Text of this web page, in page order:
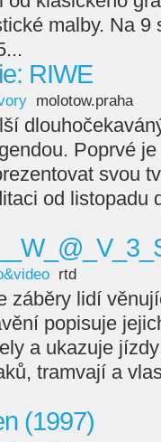
malby. Na 9
RIWE
molotow.praha
Poprvé
svou
od listopadu
rtd
záběry lidí
popisuje
a ukazuje
tramvají a
(1997)